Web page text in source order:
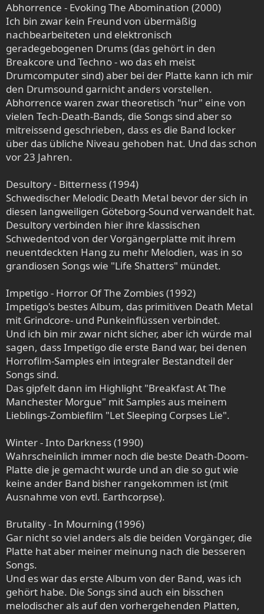
Abhorrence - Evoking The Abomination (2000)
Ich bin zwar kein Freund von übermäßig
nachbearbeiteten und elektronisch
geradegebogenen Drums (das gehört in den
Breakcore und Techno - wo das eh meist
Drumcomputer sind) aber bei der Platte kann ich mir
den Drumsound garnicht anders vorstellen.
Abhorrence waren zwar theoretisch "nur" eine von
vielen Tech-Death-Bands, die Songs sind aber so
mitreissend geschrieben, dass es die Band locker
über das übliche Niveau gehoben hat. Und das schon
vor 23 Jahren.
Desultory - Bitterness (1994)
Schwedischer Melodic Death Metal bevor der sich in
diesen langweiligen Göteborg-Sound verwandelt hat.
Desultory verbinden hier ihre klassischen
Schwedentod von der Vorgängerplatte mit ihrem
neuentdeckten Hang zu mehr Melodien, was in so
grandiosen Songs wie "Life Shatters" mündet.
Impetigo - Horror Of The Zombies (1992)
Impetigo's bestes Album, das primitiven Death Metal
mit Grindcore- und Punkeinflüssen verbindet.
Und ich bin mir zwar nicht sicher, aber ich würde mal
sagen, dass Impetigo die erste Band war, bei denen
Horrofilm-Samples ein integraler Bestandteil der
Songs sind.
Das gipfelt dann im Highlight "Breakfast At The
Manchester Morgue" mit Samples aus meinem
Lieblings-Zombiefilm "Let Sleeping Corpses Lie".
Winter - Into Darkness (1990)
Wahrscheinlich immer noch die beste Death-Doom-
Platte die je gemacht wurde und an die so gut wie
keine ander Band bisher rangekommen ist (mit
Ausnahme von evtl. Earthcorpse).
Brutality - In Mourning (1996)
Gar nicht so viel anders als die beiden Vorgänger, die
Platte hat aber meiner meinung nach die besseren
Songs.
Und es war das erste Album von der Band, was ich
gehört habe. Die Songs sind auch ein bisschen
melodischer als auf den vorhergehenden Platten,